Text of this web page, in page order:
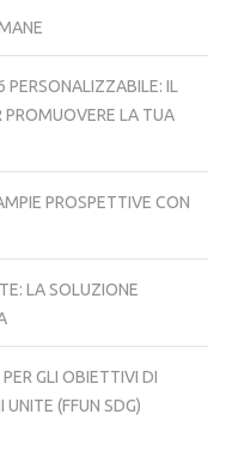
PERSONALIZZABILE: IL
PROMUOVERE LA TUA
PROSPETTIVE CON
LA SOLUZIONE
GLI OBIETTIVI DI
(FFUN SDG)